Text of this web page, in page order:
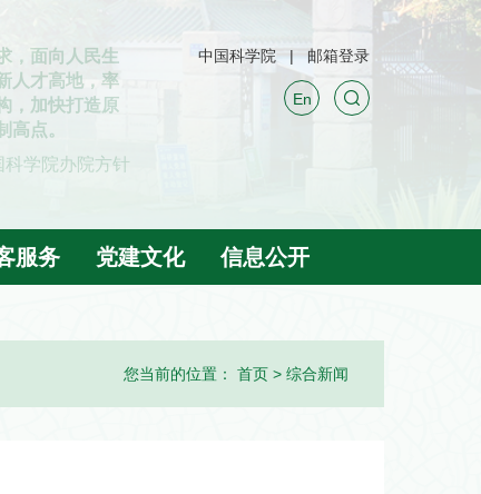
中国科学院 邮箱登录
En
服务 党建文化 信息公开
您当前的位置： 首页 > 综合新闻